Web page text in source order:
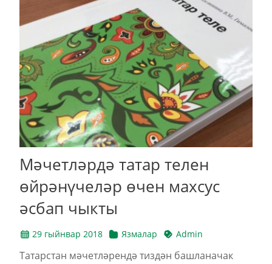
Мәчетләрдә татар телен
өйрәнүчеләр өчен махсус
әсбап чыкты
29 гыйнвар 2018 Язмалар Admin
Татарстан мәчетләрендә тиздән башланачак